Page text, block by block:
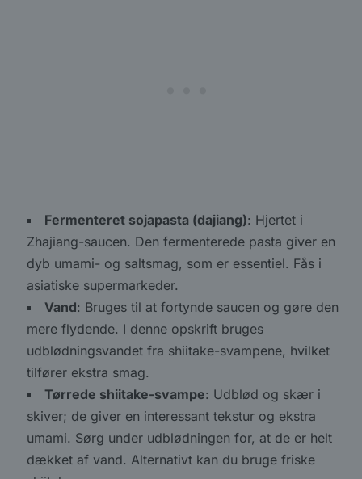
Fermenteret sojapasta (dajiang): Hjertet i
Zhajiang-saucen. Den fermenterede pasta giver en
dyb umami- og saltsmag, som er essentiel. Fås i
asiatiske supermarkeder.
Vand: Bruges til at fortynde saucen og gøre den
mere flydende. I denne opskrift bruges
udblødningsvandet fra shiitake-svampene, hvilket
tilfører ekstra smag.
Tørrede shiitake-svampe: Udblød og skær i
skiver; de giver en interessant tekstur og ekstra
umami. Sørg under udblødningen for, at de er helt
dækket af vand. Alternativt kan du bruge friske